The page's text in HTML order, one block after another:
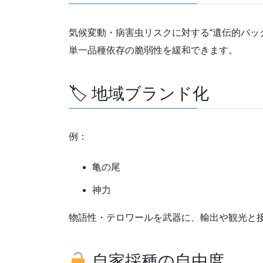
気候変動・病害虫リスクに対する“遺伝的バッ
単一品種依存の脆弱性を緩和できます。
🏷 地域ブランド化
例：
亀の尾
神力
物語性・テロワールを武器に、輸出や観光と